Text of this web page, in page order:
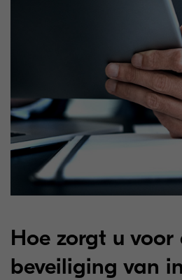
Hoe zorgt u voor
beveiliging van